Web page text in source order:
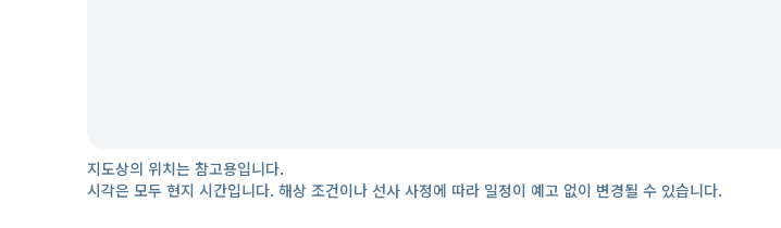
지도상의 위치는 참고용입니다.
시각은 모두 현지 시간입니다. 해상 조건이나 선사 사정에 따라 일정이 예고 없이 변경될 수 있습니다.